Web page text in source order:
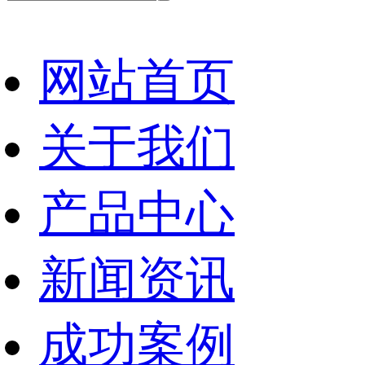
网站首页
关于我们
产品中心
新闻资讯
成功案例